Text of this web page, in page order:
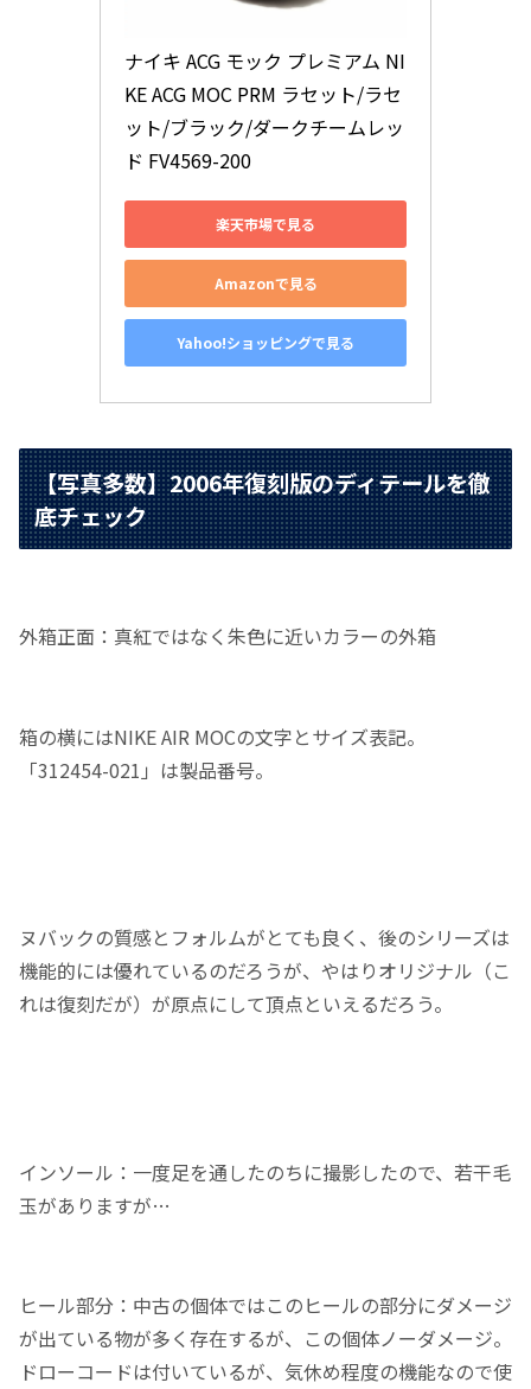
ナイキ ACG モック プレミアム NI
KE ACG MOC PRM ラセット/ラセ
ット/ブラック/ダークチームレッ
ド FV4569-200
楽天市場で見る
Amazonで見る
Yahoo!ショッピングで見る
【写真多数】2006年復刻版のディテールを徹
底チェック
外箱正面：真紅ではなく朱色に近いカラーの外箱
箱の横にはNIKE AIR MOCの文字とサイズ表記。
「312454-021」は製品番号。
ヌバックの質感とフォルムがとても良く、後のシリーズは
機能的には優れているのだろうが、やはりオリジナル（こ
れは復刻だが）が原点にして頂点といえるだろう。
インソール：一度足を通したのちに撮影したので、若干毛
玉がありますが…
ヒール部分：中古の個体ではこのヒールの部分にダメージ
が出ている物が多く存在するが、この個体ノーダメージ。
ドローコードは付いているが、気休め程度の機能なので使